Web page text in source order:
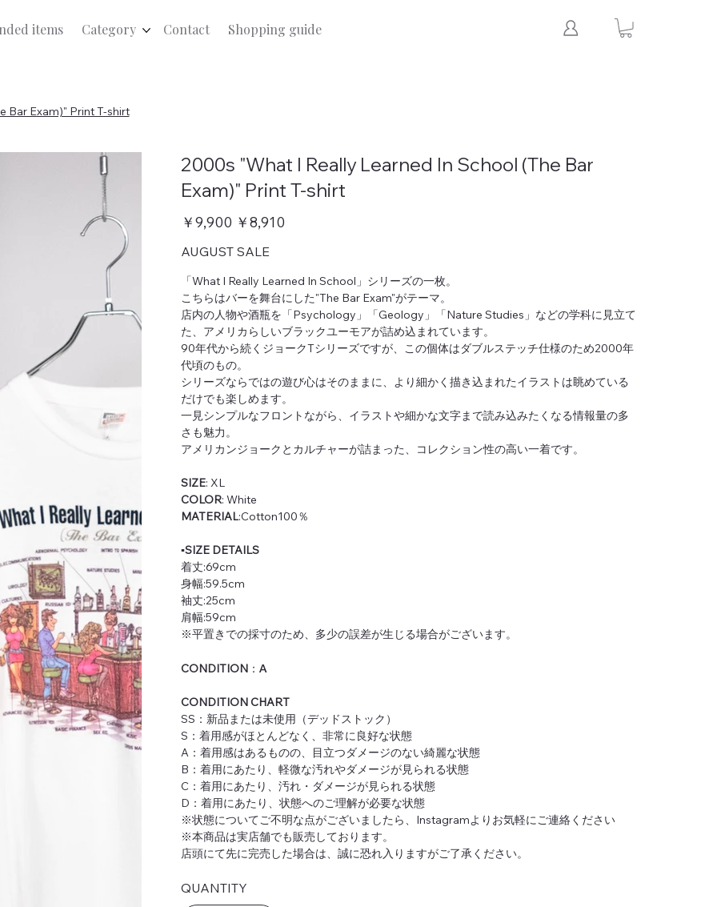
items Category Contact Shopping guide
Bar Exam)" Print T-shirt
2000s "What I Really Learned In School (The Bar
Exam)" Print T-shirt
元
の
格
￥9,900
セ
ー
価
￥8,910
AUGUST SALE
「What I Really Learned In School」シリーズの一枚。
こちらはバーを舞台にした"The Bar Exam"がテーマ。
店内の人物や酒瓶を「Psychology」「Geology」「Nature Studies」などの学科に見立て
た、アメリカらしいブラックユーモアが詰め込まれています。
90年代から続くジョークTシリーズですが、この個体はダブルステッチ仕様のため2000年
代頃のもの。
シリーズならではの遊び心はそのままに、より細かく描き込まれたイラストは眺めている
だけでも楽しめます。
一見シンプルなフロントながら、イラストや細かな文字まで読み込みたくなる情報量の多
さも魅力。
アメリカンジョークとカルチャーが詰まった、コレクション性の高い一着です。
SIZE: XL
COLOR: White
MATERIAL:Cotton100％
▪️SIZE DETAILS
着丈:69cm
身幅:59.5cm
袖丈:25cm
肩幅:59cm
※平置きでの採寸のため、多少の誤差が生じる場合がございます。
CONDITION ：A
CONDITION CHART
SS：新品または未使用（デッドストック）
S：着用感がほとんどなく、非常に良好な状態
A：着用感はあるものの、目立つダメージのない綺麗な状態
B：着用にあたり、軽微な汚れやダメージが見られる状態
C：着用にあたり、汚れ・ダメージが見られる状態
D：着用にあたり、状態へのご理解が必要な状態
※状態についてご不明な点がございましたら、Instagramよりお気軽にご連絡ください
※本商品は実店舗でも販売しております。
店頭にて先に完売した場合は、誠に恐れ入りますがご了承ください。
QUANTITY